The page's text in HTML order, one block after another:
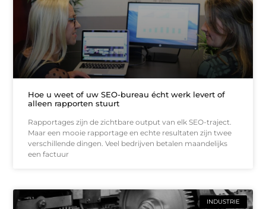
Hoe u weet of uw SEO-bureau écht werk levert of
alleen rapporten stuurt
Rapportages zijn de zichtbare output van elk SEO-traject.
Maar een mooie rapportage en echte resultaten zijn twee
verschillende dingen. Veel bedrijven betalen maandelijks
een factuur
INDUSTRIE